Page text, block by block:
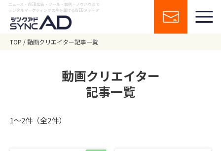
ニュース・WEB広告・ツール・事例・ノウハウまで
デジタルマーケティングの今を届けるWEBメディア
TOP 動画クリエイター記事一覧
動画クリエイター
記事一覧
1〜2件（全2件）